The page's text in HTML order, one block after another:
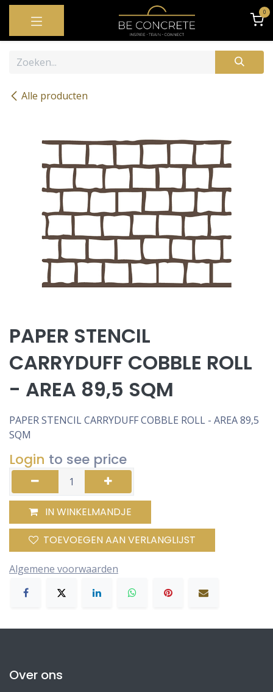
OVERSLAAN NAAR INHOUD 0
Alle producten
PAPER STENCIL
CARRYDUFF COBBLE ROLL
- AREA 89,5 SQM
PAPER STENCIL CARRYDUFF COBBLE ROLL - AREA 89,5
SQM
Login to see price
IN WINKELMANDJE
TOEVOEGEN AAN VERLANGLIJST
Algemene voorwaarden
Over ons